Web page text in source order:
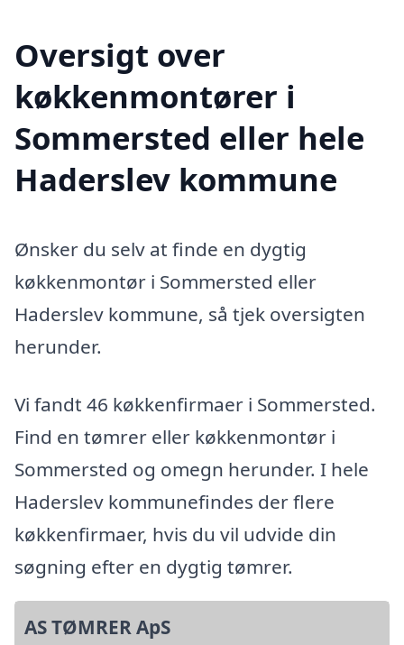
Oversigt over
køkkenmontører i
Sommersted eller hele
Haderslev kommune
Ønsker du selv at finde en dygtig
køkkenmontør i Sommersted eller
Haderslev kommune, så tjek oversigten
herunder.
Vi fandt 46 køkkenfirmaer i Sommersted.
Find en tømrer eller køkkenmontør i
Sommersted og omegn herunder. I hele
Haderslev kommunefindes der flere
køkkenfirmaer, hvis du vil udvide din
søgning efter en dygtig tømrer.
AS TØMRER ApS